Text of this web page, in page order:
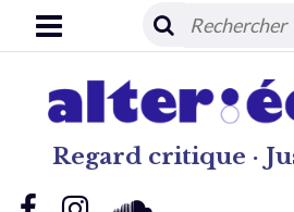
Regard critique ·